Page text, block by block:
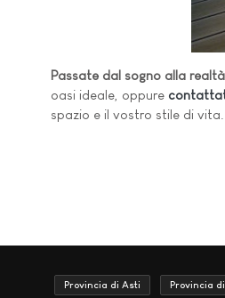
Passate dal sogno alla
oasi ideale, oppure
spazio e il vostro stile di vita.
Provincia di Asti Provincia